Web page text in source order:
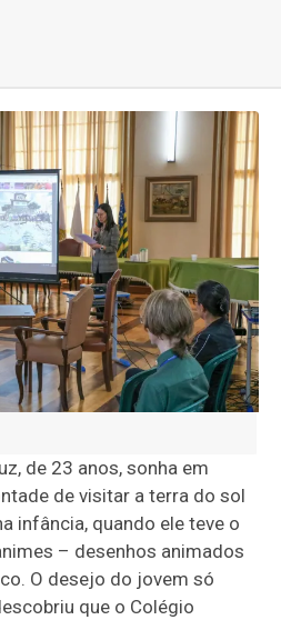
de 23 anos, sonha em
de visitar a terra do sol
infância, quando ele teve o
– desenhos animados
O desejo do jovem só
que o Colégio